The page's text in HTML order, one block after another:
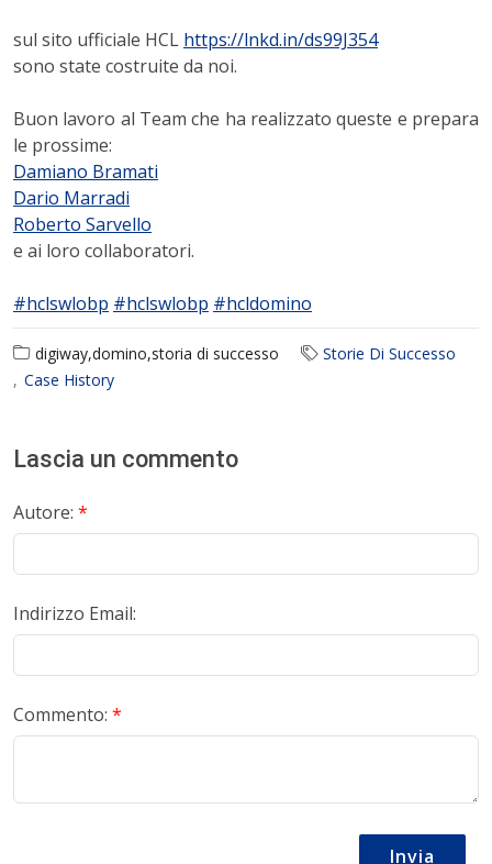
sul sito ufficiale HCL https://lnkd.in/ds99J354
sono state costruite da noi.
Buon lavoro al Team che ha realizzato queste e prepara
le prossime:
Damiano Bramati
Dario Marradi
Roberto Sarvello
e ai loro collaboratori.
#hclswlobp #hclswlobp #hcldomino
digiway,domino,storia di successo
Storie Di Successo
Case History
Lascia un commento
Autore: *
Indirizzo Email:
Commento: *
Invia